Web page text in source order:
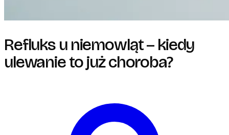
Refluks u niemowląt – kiedy
ulewanie to już choroba?